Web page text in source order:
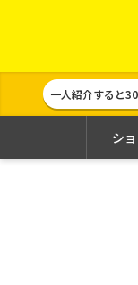
一人紹介すると
シ